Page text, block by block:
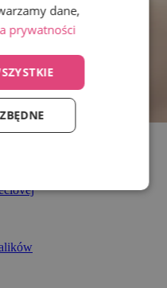
Biżuteria
dane,
prywatności